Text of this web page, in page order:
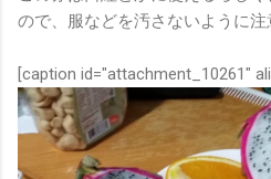
ので、服などを汚さないように注
[caption id="attachment_10261"